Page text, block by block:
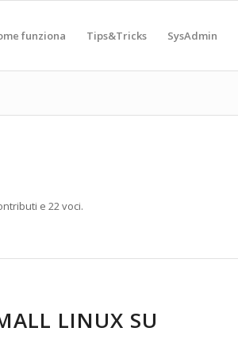
funziona Tips&Tricks SysAdmin
e 22 voci.
LINUX SU